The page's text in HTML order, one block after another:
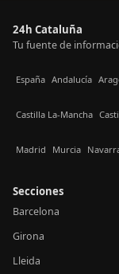
24h Cataluña
Tu fuente de
España Andalucía
Castilla La-Mancha
Madrid Murcia
Secciones
Barcelona
Girona
Lleida